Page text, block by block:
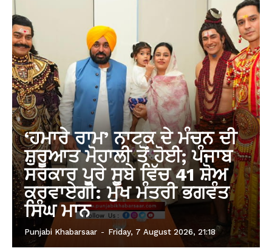
‘ਹਮਾਰੇ ਰਾਮ’ ਨਾਟਕ ਦੇ ਮੰਚਨ ਦੀ
ਸ਼ੁਰੂਆਤ ਮੋਹਾਲੀ ਤੋਂ ਹੋਈ; ਪੰਜਾਬ
ਸਰਕਾਰ ਪੂਰੇ ਸੂਬੇ ਵਿੱਚ 41 ਸ਼ੋਅ
ਕਰਵਾਏਗੀ: ਮੁੱਖ ਮੰਤਰੀ ਭਗਵੰਤ
ਸਿੰਘ ਮਾਨ
Punjabi Khabarsaar - Friday, 7 August 2026, 21:18